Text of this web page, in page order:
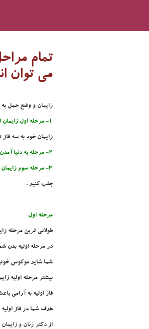
تمام
مي توان
زايمان و وضع حمل به
1- مرحله اول
زايمان خود به سه فاز
2- مرحله به دنيا آمدن بچه است
3- مرحله سوم زايمان جفت يا پس از تولد است
جلب کنيد .
مرحله اول
طولاني ترين مرحله
در مرحله اوليه بدن
شما شايد موکوس
بيشتر مرحله اوليه
فاز اوليه به آرامي
هدف شما در فاز
از دکتر زنان و زايمان